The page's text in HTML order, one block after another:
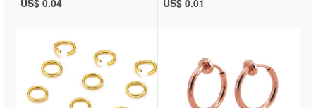
US$ 0.04 US$ 0.01